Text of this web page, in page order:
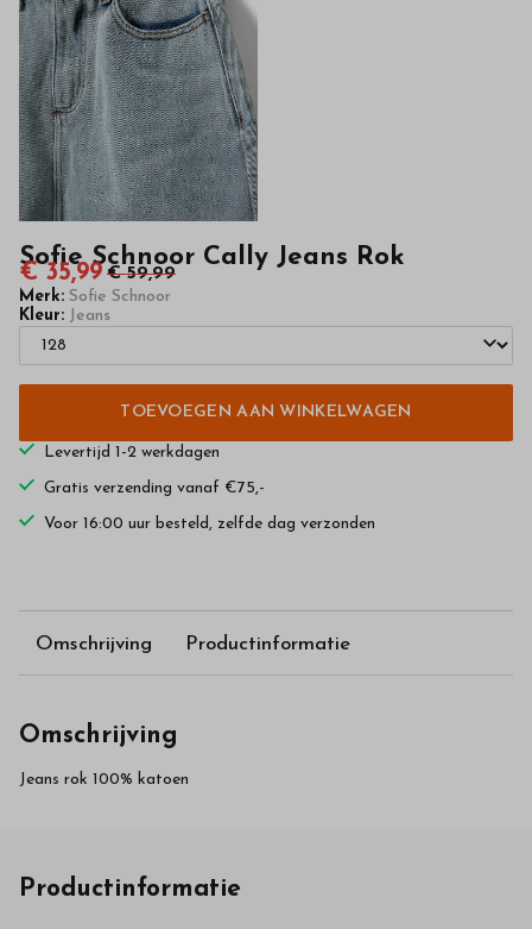
kwaliteit
in
onze
webshop
Sofie Schnoor Cally Jeans Rok
€ 35,99 € 59,99
Merk: Sofie Schnoor
Kleur: Jeans
TOEVOEGEN AAN WINKELWAGEN
Levertijd 1-2 werkdagen
Gratis verzending vanaf €75,-
Voor 16:00 uur besteld, zelfde dag verzonden
Omschrijving Productinformatie
Omschrijving
Jeans rok 100% katoen
Productinformatie